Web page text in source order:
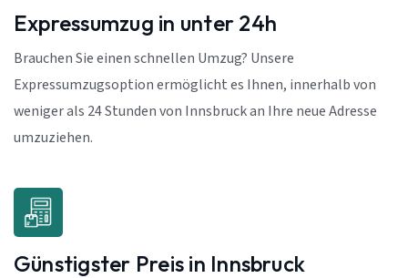
Expressumzug in unter 24h
Brauchen Sie einen schnellen Umzug? Unsere
Expressumzugsoption ermöglicht es Ihnen, innerhalb von
weniger als 24 Stunden von Innsbruck an Ihre neue Adresse
umzuziehen.
Günstigster Preis in Innsbruck